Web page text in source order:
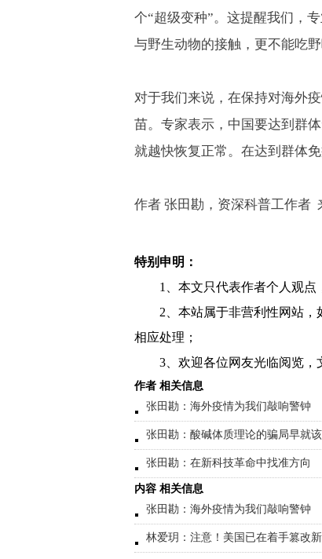
个“超级变种”。这提醒我们，
与野生动物的接触，更不能吃野
对于我们来说，在保持对海外
苗。专家表示，中国要达到群
就越快恢复正常。在达到群体
作者 张田勘，资深科普工作者
特别申明：
1、本文只代表作者个人观点
2、本站属于非营利性网站
相应处理；
3、欢迎各位网友光临阅览，
作者 相关信息
张田勘：海外疫情为我们敲响警钟
张田勘：酸碱体质理论的骗局早就
张田勘：在新科技革命中找准方向
内容 相关信息
张田勘：海外疫情为我们敲响警钟
林爱玥：注意！美国已在着手篡改